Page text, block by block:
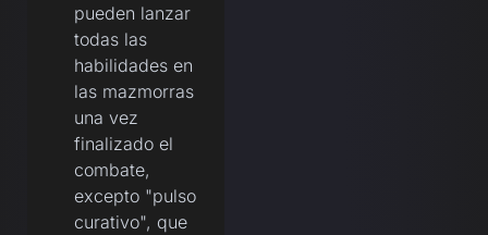
pueden lanzar
todas las
habilidades en
las mazmorras
una vez
finalizado el
combate,
excepto "pulso
curativo", que